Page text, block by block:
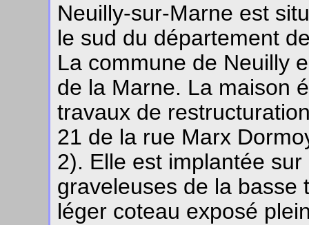
Neuilly-sur-Marne est
le sud du département
La commune de Neuilly
de la Marne. La maison
travaux de
21 de la rue Marx
2). Elle est implantée
graveleuses de la basse
léger coteau exposé